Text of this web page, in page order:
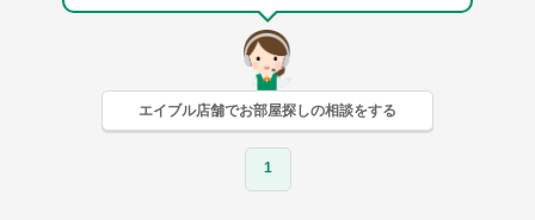
エイブル店舗でお部屋探しの相談をする
1